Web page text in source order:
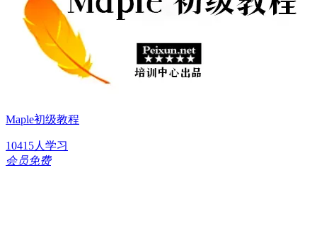
Maple初级教程
10415人学习
会员免费